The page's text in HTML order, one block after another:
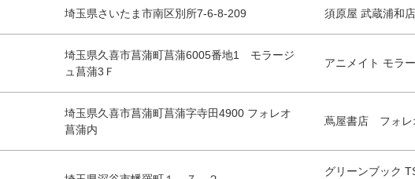
埼玉県さいたま市南区別所7-6-8-209 須原屋 武蔵浦和店
埼玉県久喜市菖蒲町菖蒲6005番地1 モラージ
ュ菖蒲3Ｆ
アニメイト モラ
埼玉県久喜市菖蒲町菖蒲字寺田4900 フォレオ
菖蒲内
蔦屋書店 フォレ
グリーンブック